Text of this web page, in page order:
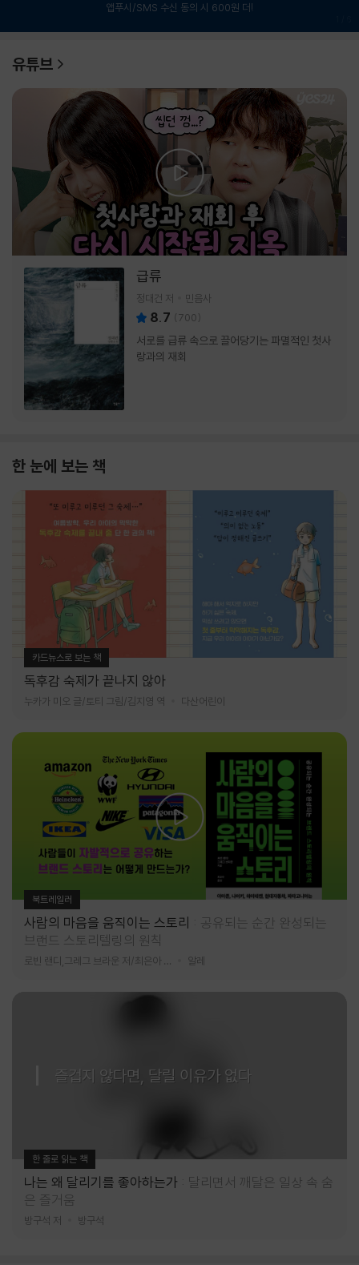
앱푸시/SMS 수신 동의 시 600원 더!
유튜브
급류
정대건 저 민음사
8.7 (700)
서로를 급류 속으로 끌어당기는 파멸적인 첫사
랑과의 재회
한 눈에 보는 책
카드뉴스로 보는 책
독후감 숙제가 끝나지 않아
누카가 미오 글/토티 그림/김지영 역 다산어린이
북트레일러
사람의 마음을 움직이는 스토리
공유되는 순간 완성되는
브랜드 스토리텔링의 원칙
알레
즐겁지 않다면, 달릴 이유가 없다
한 줄로 읽는 책
나는 왜 달리기를 좋아하는가
달리면서 깨달은 일상 속 숨
은 즐거움
방구석 저 방구석